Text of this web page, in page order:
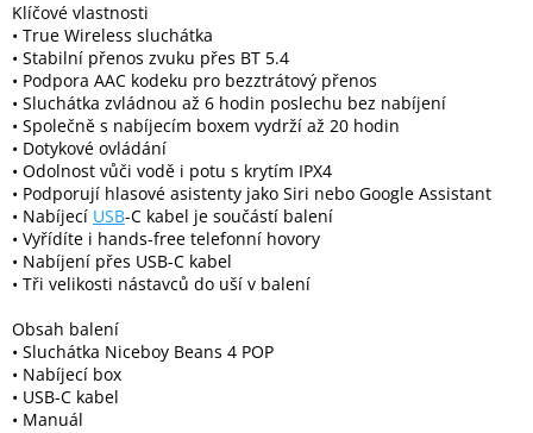
Domácnost
%
Black
Friday
VÝPRODEJ
Akční
zboží
A
CARTRIDGE
OEM
Sestavy
počítačů
Klíčové vlastnosti
• True Wireless sluchátka
• Stabilní přenos zvuku přes BT 5.4
• Podpora AAC kodeku pro bezztrátový přenos
• Sluchátka zvládnou až 6 hodin poslechu bez nabíjení
• Společně s nabíjecím boxem vydrží až 20 hodin
• Dotykové ovládání
• Odolnost vůči vodě i potu s krytím IPX4
• Podporují hlasové asistenty jako Siri nebo Google Assistant
• Nabíjecí USB-C kabel je součástí balení
• Vyřídíte i hands-free telefonní hovory
• Nabíjení přes USB-C kabel
• Tři velikosti nástavců do uší v balení
Obsah balení
• Sluchátka Niceboy Beans 4 POP
• Nabíjecí box
• USB-C kabel
• Manuál